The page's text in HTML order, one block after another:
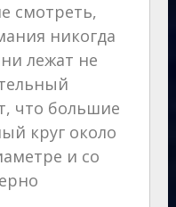
смотреть,
никогда
лежат не
что большие
круг около
и со